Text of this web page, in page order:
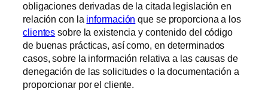
obligaciones derivadas de la citada legislación en
relación con la información que se proporciona a los
clientes sobre la existencia y contenido del código
de buenas prácticas, así como, en determinados
casos, sobre la información relativa a las causas de
denegación de las solicitudes o la documentación a
proporcionar por el cliente.